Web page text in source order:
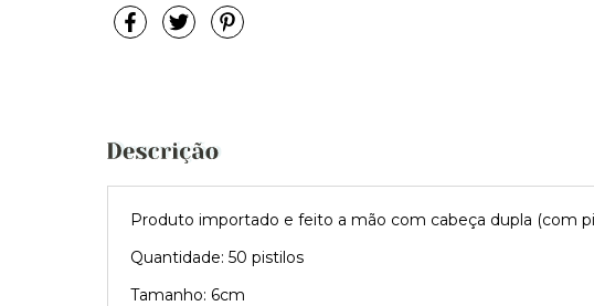
Produto importado e feito a mão com cabeça dupla (com
Quantidade: 50 pistilos
Tamanho: 6cm